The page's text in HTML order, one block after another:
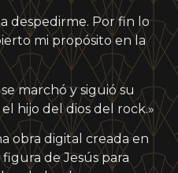
despedirme. Por fin lo
mi propósito en la
marchó y siguió su
hijo del dios del rock.»
obra digital creada en
de Jesús para